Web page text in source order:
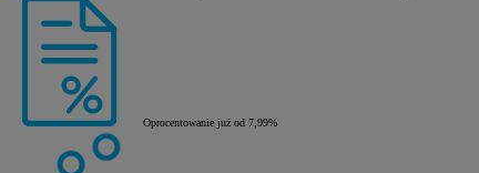
Oprocentowanie już od 7,99%